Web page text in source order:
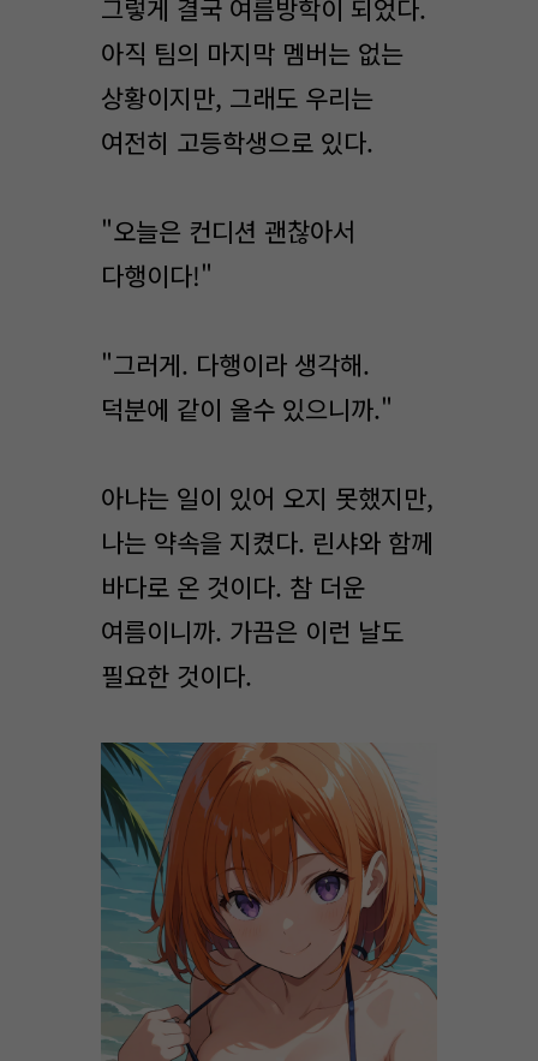
그렇게 결국 여름방학이 되었다.
아직 팀의 마지막 멤버는 없는
상황이지만, 그래도 우리는
여전히 고등학생으로 있다.
"오늘은 컨디션 괜찮아서
다행이다!"
"그러게. 다행이라 생각해.
덕분에 같이 올수 있으니까."
아냐는 일이 있어 오지 못했지만,
나는 약속을 지켰다. 린샤와 함께
바다로 온 것이다. 참 더운
여름이니까. 가끔은 이런 날도
필요한 것이다.